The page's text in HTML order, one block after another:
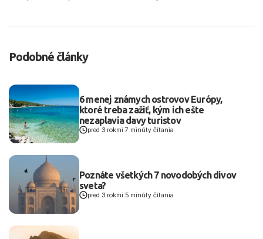
Podobné články
6 menej známych ostrovov Európy,
ktoré treba zažiť, kým ich ešte
nezaplavia davy turistov
pred 3 rokmi |7 minúty čítania
Poznáte všetkých 7 novodobých divov
sveta?
pred 3 rokmi 5 minúty čítania